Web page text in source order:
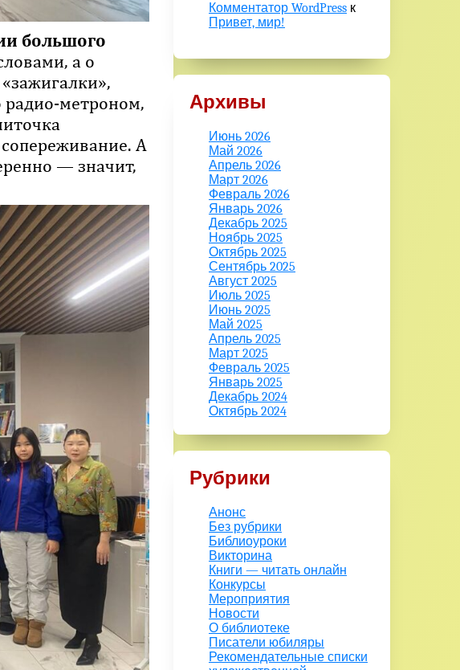
большого
а о
радио-метроном,
А
— значит,
Комментатор WordPress к
Привет, мир!
Архивы
Июнь 2026
Май 2026
Апрель 2026
Март 2026
Февраль 2026
Январь 2026
Декабрь 2025
Ноябрь 2025
Октябрь 2025
Сентябрь 2025
Август 2025
Июль 2025
Июнь 2025
Май 2025
Апрель 2025
Март 2025
Февраль 2025
Январь 2025
Декабрь 2024
Октябрь 2024
Рубрики
Анонс
Без рубрики
Библиоуроки
Викторина
Книги — читать онлайн
Конкурсы
Мероприятия
Новости
О библиотеке
Писатели юбиляры
Рекомендательные списки